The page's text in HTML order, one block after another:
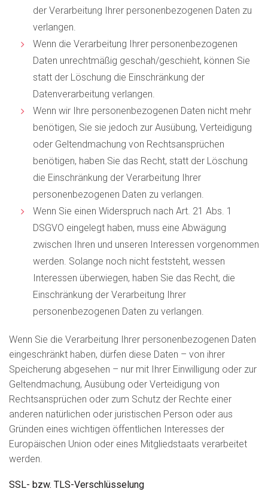
der Verarbeitung Ihrer personenbezogenen Daten zu
verlangen.
Wenn die Verarbeitung Ihrer personenbezogenen
Daten unrechtmäßig geschah/geschieht, können Sie
statt der Löschung die Einschränkung der
Datenverarbeitung verlangen.
Wenn wir Ihre personenbezogenen Daten nicht mehr
benötigen, Sie sie jedoch zur Ausübung, Verteidigung
oder Geltendmachung von Rechtsansprüchen
benötigen, haben Sie das Recht, statt der Löschung
die Einschränkung der Verarbeitung Ihrer
personenbezogenen Daten zu verlangen.
Wenn Sie einen Widerspruch nach Art. 21 Abs. 1
DSGVO eingelegt haben, muss eine Abwägung
zwischen Ihren und unseren Interessen vorgenommen
werden. Solange noch nicht feststeht, wessen
Interessen überwiegen, haben Sie das Recht, die
Einschränkung der Verarbeitung Ihrer
personenbezogenen Daten zu verlangen.
Wenn Sie die Verarbeitung Ihrer personenbezogenen Daten
eingeschränkt haben, dürfen diese Daten – von ihrer
Speicherung abgesehen – nur mit Ihrer Einwilligung oder zur
Geltendmachung, Ausübung oder Verteidigung von
Rechtsansprüchen oder zum Schutz der Rechte einer
anderen natürlichen oder juristischen Person oder aus
Gründen eines wichtigen öffentlichen Interesses der
Europäischen Union oder eines Mitgliedstaats verarbeitet
werden.
SSL- bzw. TLS-Verschlüsselung